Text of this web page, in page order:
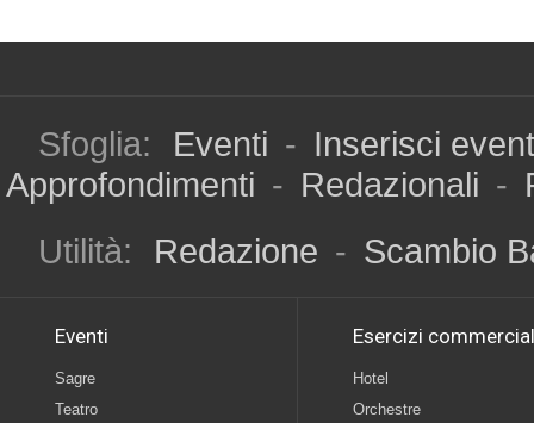
Sfoglia: Eventi - Inserisci
Approfondimenti - Redazionali -
Utilità:
Redazione - Scambio
Eventi
Sagre
Teatro
Esercizi
Hotel
Orchestre